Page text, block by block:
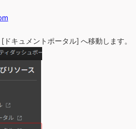
キュメントポータル] へ移動します。